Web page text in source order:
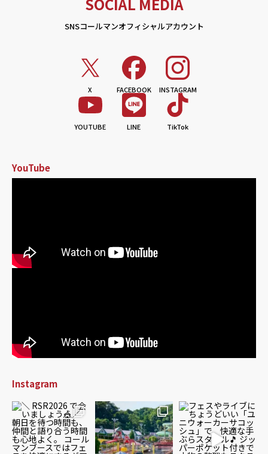
SNSコールマンオフィシャルアカウント
X FACEBOOK INSTAGRAM
YOUTUBE LINE TikTok
YouTube
Instagram